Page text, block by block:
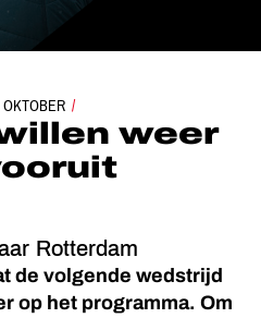
OKTOBER
WEER EEN STAP VOORUIT MAKEN’
weer
Rotterdam
de volgende wedstrijd
op het programma. Om